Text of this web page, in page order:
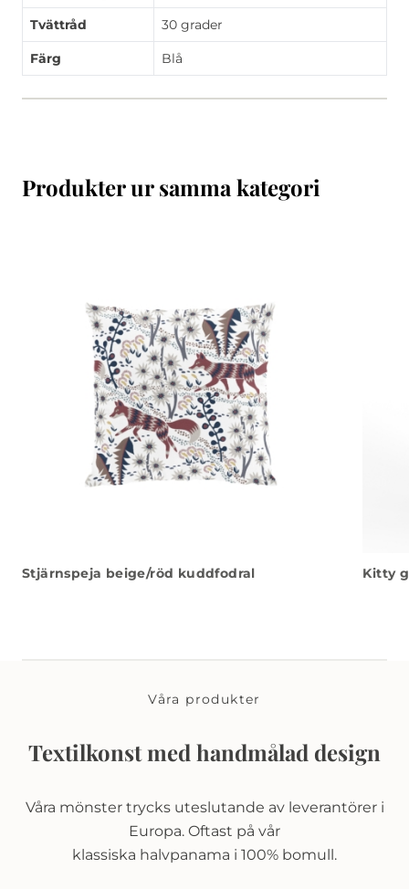
Tvättråd 30 grader
Färg Blå
Produkter ur samma kategori
Stjärnspeja beige/röd kuddfodral Kitty
Våra produkter
Textilkonst med handmålad design
Våra mönster trycks uteslutande av leverantörer i
Europa. Oftast på vår
klassiska halvpanama i 100% bomull.